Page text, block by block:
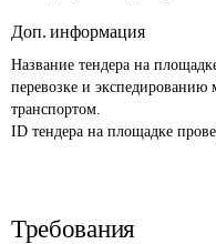
Доп. информация
Название тендера на
перевозке и экспедированию
транспортом.
ID тендера на площадке
Требования